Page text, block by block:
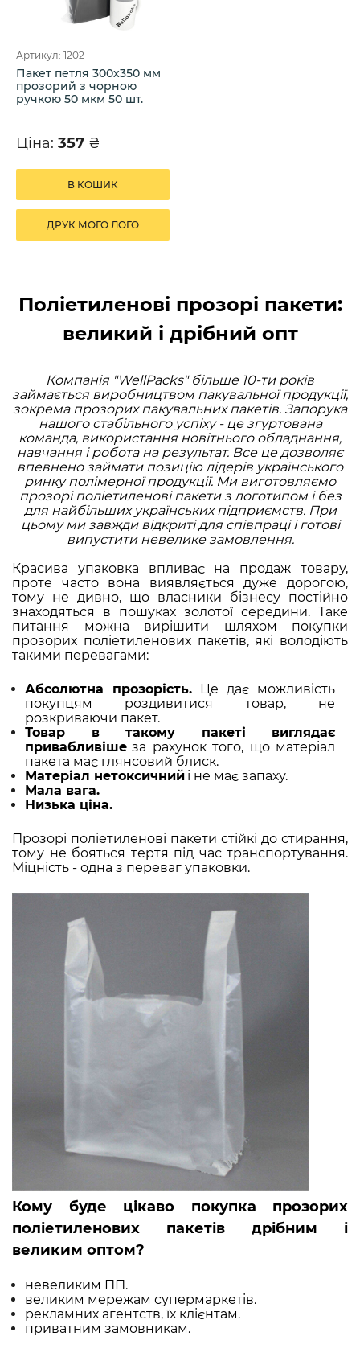
Артикул: 1202
Пакет петля 300х350 мм
прозорий з чорною
ручкою 50 мкм 50 шт.
Ціна: 357 ₴
В КОШИК
ДРУК МОГО ЛОГО
Поліетиленові прозорі пакети:
великий і дрібний опт
Компанія "WellPacks" більше 10-ти років
займається виробництвом пакувальної продукції,
зокрема прозорих пакувальних пакетів. Запорука
нашого стабільного успіху - це згуртована
команда, використання новітнього обладнання,
навчання і робота на результат. Все це дозволяє
впевнено займати позицію лідерів українського
ринку полімерної продукції. Ми виготовляємо
прозорі поліетиленові пакети з логотипом і без
для найбільших українських підприємств. При
цьому ми завжди відкриті для співпраці і готові
випустити невелике замовлення.
Красива упаковка впливає на продаж товару,
проте часто вона виявляється дуже дорогою,
тому не дивно, що власники бізнесу постійно
знаходяться в пошуках золотої середини. Таке
питання можна вирішити шляхом покупки
прозорих поліетиленових пакетів, які володіють
такими перевагами:
Абсолютна прозорість. Це дає можливість
покупцям роздивитися товар, не
розкриваючи пакет.
Товар в такому пакеті виглядає
привабливіше за рахунок того, що матеріал
пакета має глянсовий блиск.
Матеріал нетоксичний і не має запаху.
Мала вага.
Низька ціна.
Прозорі поліетиленові пакети стійкі до стирання,
тому не бояться тертя під час транспортування.
Міцність - одна з переваг упаковки.
Кому буде цікаво покупка прозорих
поліетиленових пакетів дрібним і
великим оптом?
невеликим ПП.
великим мережам супермаркетів.
рекламних агентств, їх клієнтам.
приватним замовникам.